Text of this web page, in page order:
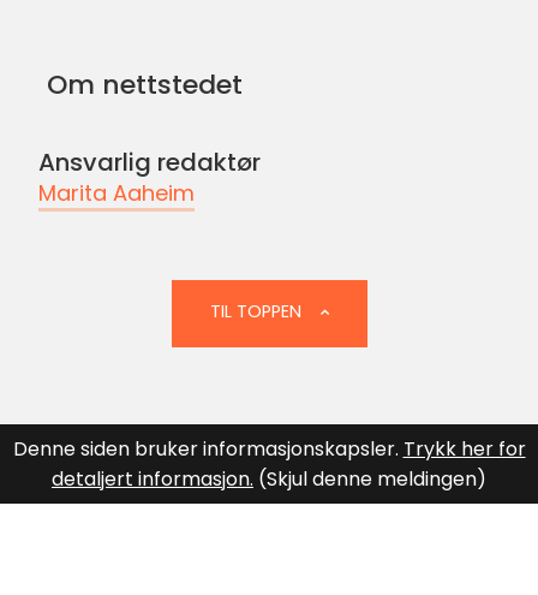
Facebook
Om nettstedet
Ansvarlig redaktør
Marita Aaheim
TIL TOPPEN
Denne siden bruker informasjonskapsler. Trykk her for
detaljert informasjon. (Skjul denne meldingen)